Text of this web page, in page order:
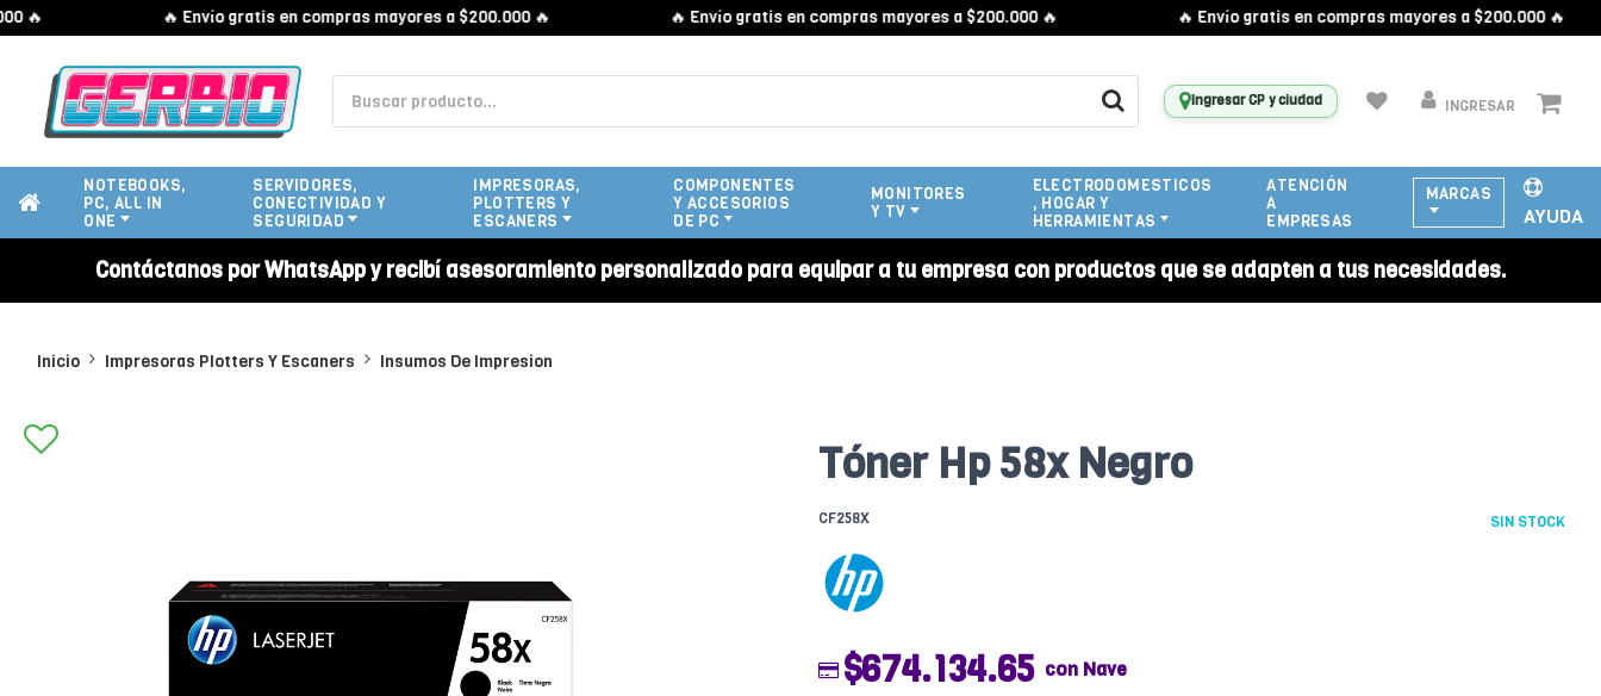
🔥 Envío gratis en compras mayores a $200.000 🔥 🔥 Envío gratis en compras mayores a $200.000 🔥 🔥 Envío gratis en compras mayores a $200.000 🔥
Ingresar CP y ciudad INGRESAR
NOTEBOOKS,
PC, ALL IN
ONE
SERVIDORES,
CONECTIVIDAD Y
SEGURIDAD
IMPRESORAS,
PLOTTERS Y
ESCANERS
COMPONENTES
Y ACCESORIOS
DE PC
MONITORES
Y TV
ELECTRODOMESTICOS
, HOGAR Y
HERRAMIENTAS
ATENCIÓN
A
EMPRESAS
MARCAS
AYUDA
Contáctanos por WhatsApp y recibí asesoramiento personalizado para equipar a tu empresa con productos que se adapten a tus necesidades.
Inicio Impresoras Plotters Y Escaners Insumos De Impresion
Tóner Hp 58x Negro
CF258X SIN STOCK
$674.134.65 con Nave